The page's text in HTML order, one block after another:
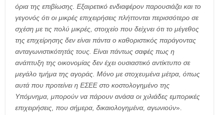
όρια της επιβίωσης. Εξαιρετικό ενδιαφέρον παρουσιάζει και το
γεγονός ότι οι μικρές επιχειρήσεις πλήττονται περισσότερο σε
σχέση με τις πολύ μικρές, στοιχείο που δείχνει ότι το μέγεθος
της επιχείρησης δεν είναι πάντα ο καθοριστικός παράγοντας
ανταγωνιστικότητάς τους. Είναι πάντως σαφές πως η
ανάπτυξη της οικονομίας δεν έχει ουσιαστικό αντίκτυπο σε
μεγάλο τμήμα της αγοράς. Μόνο με στοχευμένα μέτρα, όπως
αυτά που προτείνει η ΕΣΕΕ στο κοστολογημένο της
Υπόμνημα, μπορούν να πάρουν ανάσα οι χιλιάδες εμπορικές
επιχειρήσεις, που σήμερα, δικαιολογημένα, αγωνιούν».